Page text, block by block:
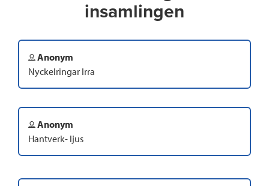
insamlingen
Anonym
Nyckelringar Irra
Anonym
Hantverk- ljus